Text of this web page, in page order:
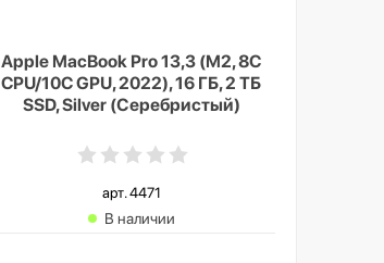
Apple MacBook Pro 13,3 (M2, 8C
CPU/10C GPU, 2022), 16 ГБ, 2 ТБ
SSD, Silver (Серебристый)
арт. 4471
В наличии